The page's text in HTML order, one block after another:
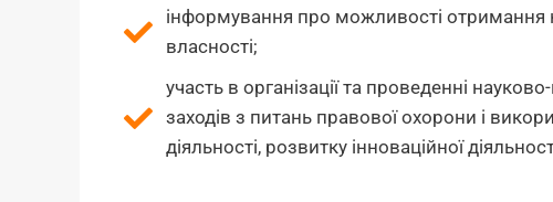
інформування про можливості отримання
власності;
участь в організації та проведенні
заходів з питань правової охорони і
діяльності, розвитку інноваційної